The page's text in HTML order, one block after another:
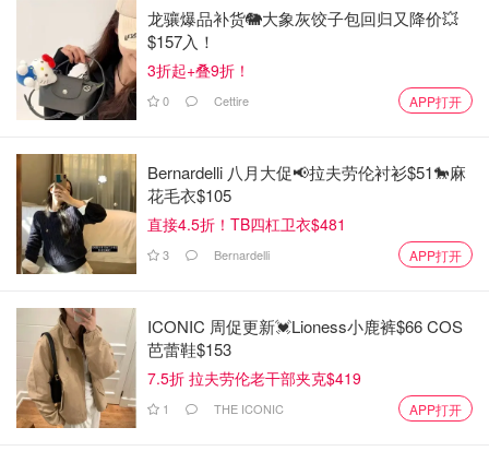
企业名称翻译为“澳洲雅拉源健康产业有限公司”，地址标注
为墨尔本丁格利湖路1-5单元28号。
因国内无法确认实际生产者和产地，总台记者前往墨尔本调
查。但丁格利湖路1-5单元28号大门紧闭，周围居民表示，
龙骧爆品补货🐘大象灰饺子包回归又降价💥
$157入！
3折起+叠9折！
0 Cettire APP打开
Bernardelli 八月大促📢拉夫劳伦衬衫$51🐎麻
花毛衣$105
直接4.5折！TB四杠卫衣$481
3 Bernardelli APP打开
ICONIC 周促更新💓Lioness小鹿裤$66 COS
芭蕾鞋$153
7.5折 拉夫劳伦老干部夹克$419
1 THE ICONIC APP打开